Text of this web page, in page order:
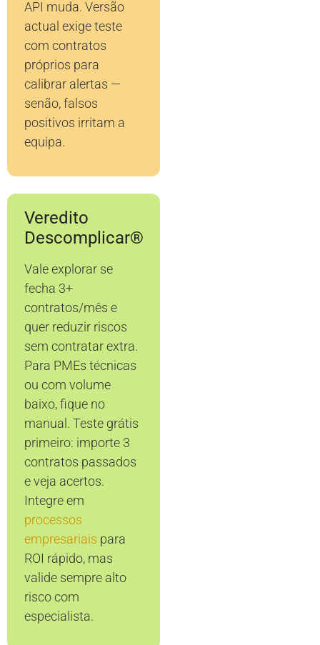
API muda. Versão
actual exige teste
com contratos
próprios para
calibrar alertas —
senão, falsos
positivos irritam a
equipa.
Veredito
Descomplicar®
Vale explorar se
fecha 3+
contratos/mês e
quer reduzir riscos
sem contratar extra.
Para PMEs técnicas
ou com volume
baixo, fique no
manual. Teste grátis
primeiro: importe 3
contratos passados
e veja acertos.
Integre em
processos
empresariais para
ROI rápido, mas
valide sempre alto
risco com
especialista.